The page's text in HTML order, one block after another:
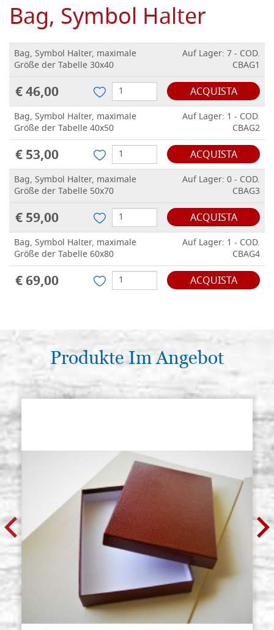
Bag, Symbol Halter
Bag, Symbol Halter, maximale
Größe der Tabelle 30x40
Auf Lager: 7 - COD.
CBAG1
€ 46,00 ACQUISTA
Bag, Symbol Halter, maximale
Größe der Tabelle 40x50
Auf Lager: 1 - COD.
CBAG2
€ 53,00 ACQUISTA
Bag, Symbol Halter, maximale
Größe der Tabelle 50x70
Auf Lager: 0 - COD.
CBAG3
€ 59,00 ACQUISTA
Bag, Symbol Halter, maximale
Größe der Tabelle 60x80
Auf Lager: 1 - COD.
CBAG4
€ 69,00 ACQUISTA
Produkte Im Angebot